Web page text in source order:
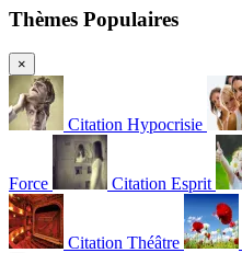
Thèmes Populaires
×
Citation Hypocrisie
Force Citation Esprit
Citation Théâtre